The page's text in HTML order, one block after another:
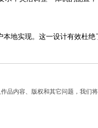
地实现。这一设计有效杜
品内容、版权和其它问题，我们